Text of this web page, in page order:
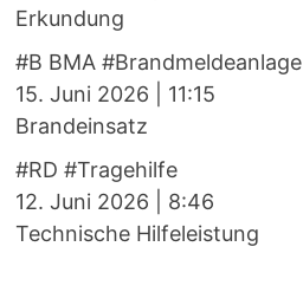
Erkundung
#B BMA #Brandmeldeanlage
15. Juni 2026
11:15
Brandeinsatz
#RD #Tragehilfe
12. Juni 2026
8:46
Technische Hilfeleistung